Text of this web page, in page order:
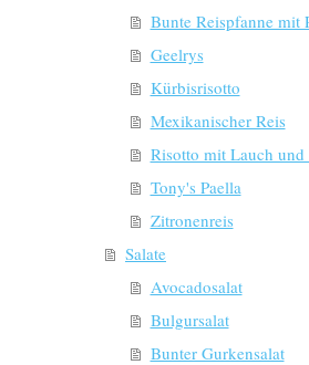
Bunte Reispfanne mit
Geelrys
Kürbisrisotto
Mexikanischer Reis
Risotto mit Lauch und
Tony's Paella
Zitronenreis
Salate
Avocadosalat
Bulgursalat
Bunter Gurkensalat